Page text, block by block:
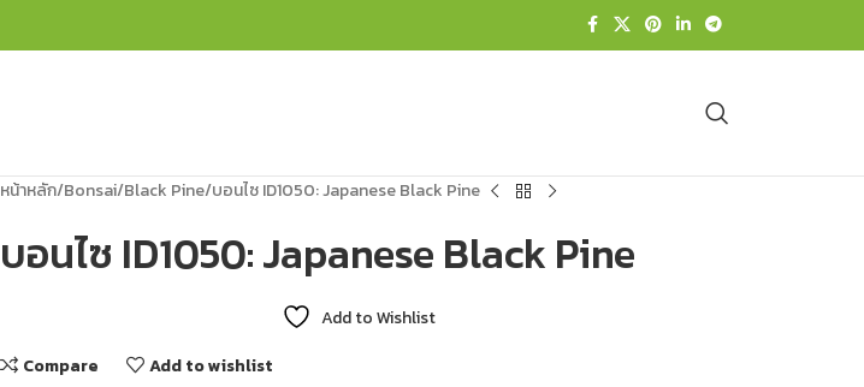
หน้าหลัก Bonsai Black Pine บอนไซ ID1050: Japanese Black Pine
บอนไซ ID1050: Japanese Black Pine
Add to Wishlist
Compare
Add to wishlist